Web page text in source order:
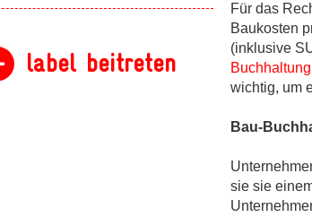
label beitreten
Für das
Baukosten
(inklusive
Buchhaltung
wichtig, um
Bau-
sie sie